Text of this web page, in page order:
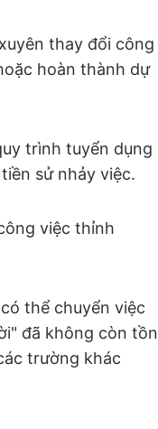
thay đổi công
hoàn thành dự
trình tuyển dụng
sử nhảy việc.
việc thỉnh
thể chuyển việc
đã không còn tồn
trường khác